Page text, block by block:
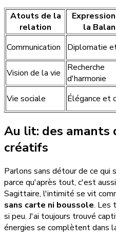
Atouts de la
relation
la
Communication
Diplomatie
Vision de la vie
Recherche
d'harmonie
Vie sociale
Élégance et
Au lit: des amants
créatifs
Parlons sans détour de ce qui
parce qu'après tout, c'est
Sagittaire, l'intimité se vit
sans carte ni boussole. Les
si peu. J'ai toujours trouvé
énergies se complètent dans